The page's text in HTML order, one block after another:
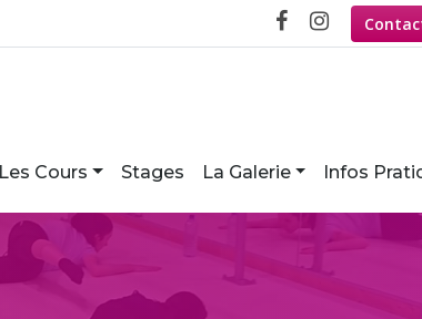
Les Cours Stages La Galerie Infos